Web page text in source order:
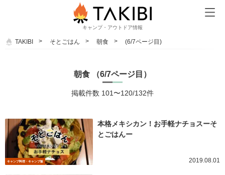
キャンプ・アウトドア情報
TAKIBI そとごはん 朝食 (6/7ページ目)
朝食 （6/7ページ目）
掲載件数 101〜120/132件
キャンプ料理・キャンプ飯
本格メキシカン！お手軽ナチョスーそ
とごはんー
2019.08.01